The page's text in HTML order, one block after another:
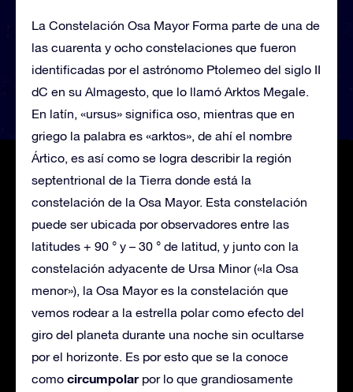
La Constelación Osa Mayor Forma parte de una de
las cuarenta y ocho constelaciones que fueron
identificadas por el astrónomo Ptolemeo del siglo II
dC en su Almagesto, que lo llamó Arktos Megale.
En latín, «ursus» significa oso, mientras que en
griego la palabra es «arktos», de ahí el nombre
Ártico, es así como se logra describir la región
septentrional de la Tierra donde está la
constelación de la Osa Mayor. Esta constelación
puede ser ubicada por observadores entre las
latitudes + 90 ° y – 30 ° de latitud, y junto con la
constelación adyacente de Ursa Minor («la Osa
menor»), la Osa Mayor es la constelación que
vemos rodear a la estrella polar como efecto del
giro del planeta durante una noche sin ocultarse
por el horizonte. Es por esto que se la conoce
como circumpolar por lo que grandiosamente